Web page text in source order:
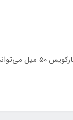
اگر به دنبال عطری زنانه، شیرین، کلاسیک و خاطره‌انگیز